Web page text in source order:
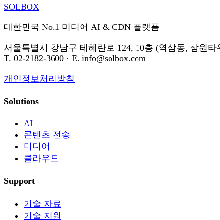
SOLBOX
대한민국 No.1 미디어 AI & CDN 플랫폼
서울특별시 강남구 테헤란로 124, 10층 (역삼동, 삼원타
T. 02-2182-3600 · E. info@solbox.com
개인정보처리방침
Solutions
AI
콘텐츠 전송
미디어
클라우드
Support
기술 자료
기술 지원